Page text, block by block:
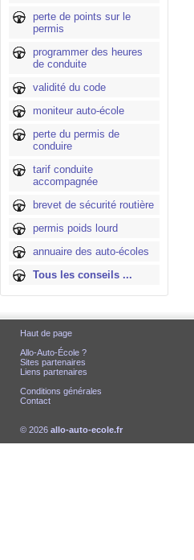
perte de points sur le
permis
programmer des heures
de conduite
validité du code
moniteur auto-école
perte du permis de
conduire
tarif conduite
accompagnée
brevet de sécurité routière
permis poids lourd
annuaire des auto-écoles
Tous les conseils ...
Haut de page
Allo-Auto-École ?
Sites partenaires
Liens partenaires
Conditions générales
Contact
© 2026 allo-auto-ecole.fr